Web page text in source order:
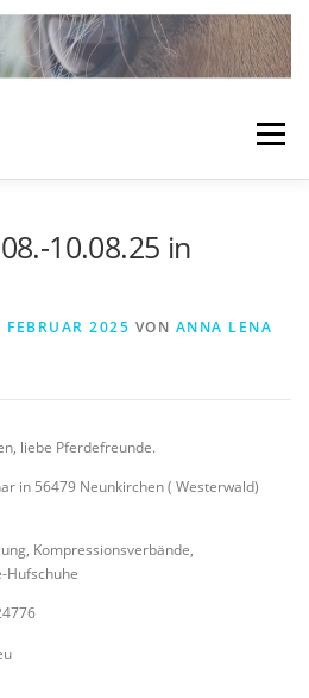
Menü
10.08.25 in
FEBRUAR 2025 VON ANNA LENA
liebe Pferdefreunde.
in 56479 Neunkirchen ( Westerwald)
Kompressionsverbände,
Hufschuhe